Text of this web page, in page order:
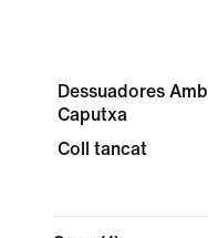
Dessuadores Amb
Caputxa
Coll tancat